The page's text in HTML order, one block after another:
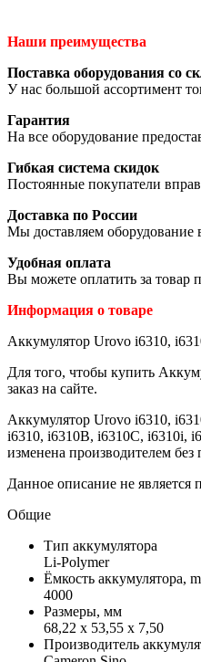
Наши преимущества
Поставка оборудования со
У нас большой ассортимент
Гарантия
На все оборудование
Гибкая система скидок
Постоянные покупатели
Доставка по России
Мы доставляем
Удобная оплата
Вы можете оплатить за товар
Информация о товаре
Аккумулятор Urovo i6310,
Для того, чтобы купить
заказ на сайте.
Аккумулятор Urovo i6310,
i6310, i6310B, i6310C, i6310i,
изменена производителем без
Данное описание не является
Общие
Тип аккумулятора
Li-Polymer
Ёмкость аккумулятора,
4000
Размеры, мм
68,22 x 53,55 x 7,50
Производитель